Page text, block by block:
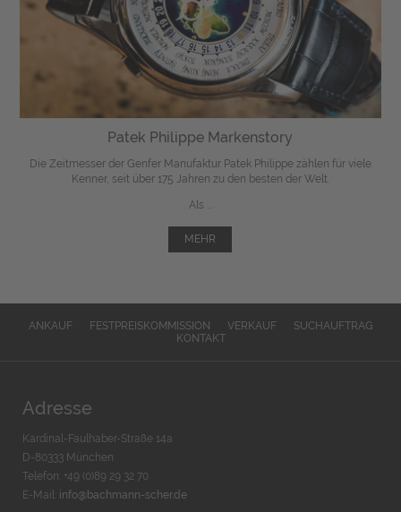
Patek Philippe Markenstory
Die Zeitmesser der Genfer Manufaktur Patek Philippe zählen für viele
Kenner, seit über 175 Jahren zu den besten der Welt.
Als ...
MEHR
ANKAUF FESTPREISKOMMISSION VERKAUF
SUCHAUFTRAG
KONTAKT
Adresse
Kardinal-Faulhaber-Straße 14a
D-80333 München
Telefon: +49 (0)89 29 32 70
E-Mail: info@bachmann-scher.de